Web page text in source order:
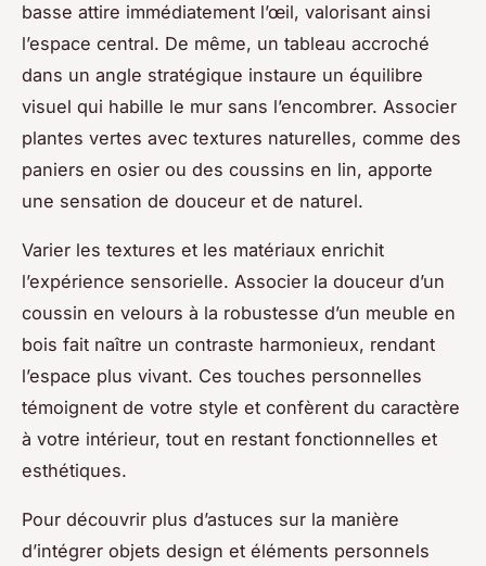
basse attire immédiatement l’œil, valorisant ainsi
l’espace central. De même, un tableau accroché
dans un angle stratégique instaure un équilibre
visuel qui habille le mur sans l’encombrer. Associer
plantes vertes avec textures naturelles, comme des
paniers en osier ou des coussins en lin, apporte
une sensation de douceur et de naturel.
Varier les textures et les matériaux enrichit
l’expérience sensorielle. Associer la douceur d’un
coussin en velours à la robustesse d’un meuble en
bois fait naître un contraste harmonieux, rendant
l’espace plus vivant. Ces touches personnelles
témoignent de votre style et confèrent du caractère
à votre intérieur, tout en restant fonctionnelles et
esthétiques.
Pour découvrir plus d’astuces sur la manière
d’intégrer objets design et éléments personnels